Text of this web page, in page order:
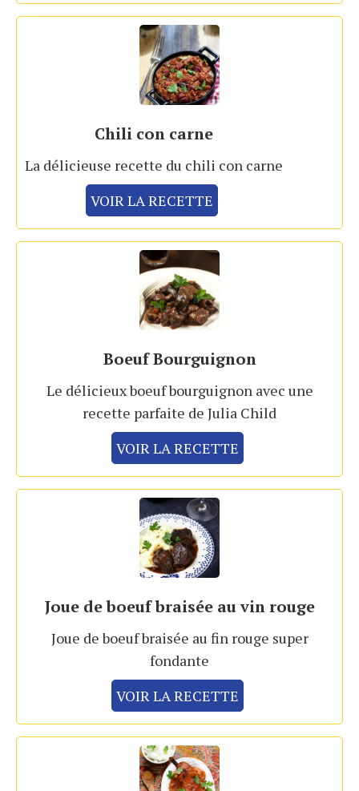
Chili con carne
La délicieuse recette du chili con carne
VOIR LA RECETTE
Boeuf Bourguignon
Le délicieux boeuf bourguignon avec une
recette parfaite de Julia Child
VOIR LA RECETTE
Joue de boeuf braisée au vin rouge
Joue de boeuf braisée au fin rouge super
fondante
VOIR LA RECETTE